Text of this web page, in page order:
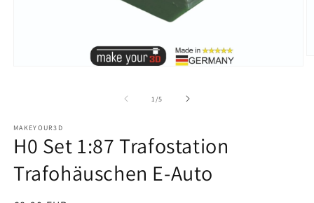
1/von
5
MAKEYOUR3D
H0 Set 1:87 Trafostation
Trafohäuschen E-Auto